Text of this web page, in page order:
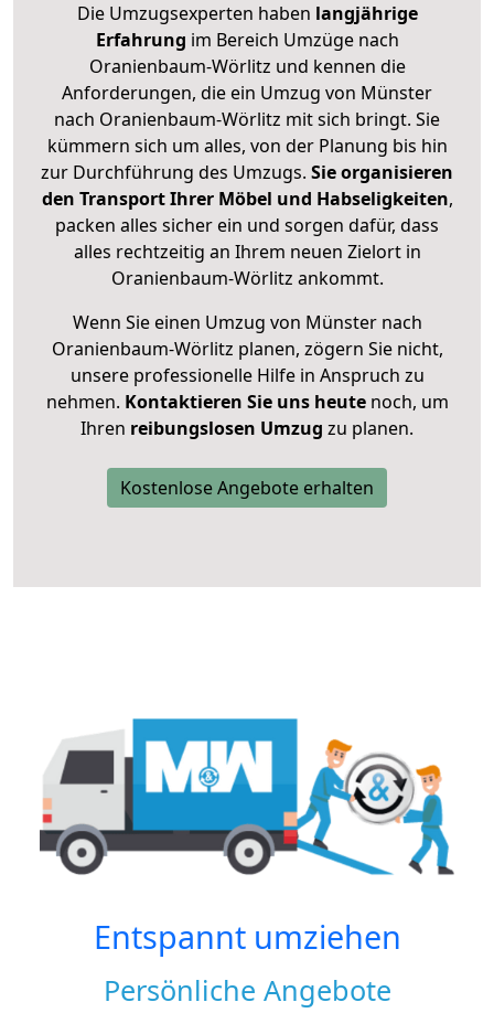
Die Umzugsexperten haben langjährige
Erfahrung im Bereich Umzüge nach
Oranienbaum-Wörlitz und kennen die
Anforderungen, die ein Umzug von Münster
nach Oranienbaum-Wörlitz mit sich bringt. Sie
kümmern sich um alles, von der Planung bis hin
zur Durchführung des Umzugs. Sie organisieren
den Transport Ihrer Möbel und Habseligkeiten,
packen alles sicher ein und sorgen dafür, dass
alles rechtzeitig an Ihrem neuen Zielort in
Oranienbaum-Wörlitz ankommt.
Wenn Sie einen Umzug von Münster nach
Oranienbaum-Wörlitz planen, zögern Sie nicht,
unsere professionelle Hilfe in Anspruch zu
nehmen. Kontaktieren Sie uns heutenoch, um
Ihren reibungslosen Umzug zu planen.
Kostenlose Angebote erhalten
Entspannt umziehen
Persönliche Angebote